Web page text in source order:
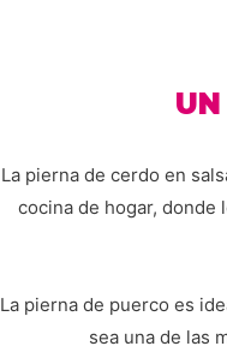
La pierna de cerdo en
cocina de hogar, donde
La pierna de puerco es
sea una de las